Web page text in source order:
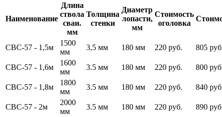
Наименование
Длина
ствола
сваи.
мм
Толщина
стенки
Диаметр
лопасти,
мм
Стоимость
оголовка
СВС-57 - 1,5м
1500
мм
3,5 мм 180 мм 220 руб. 805
СВС-57 - 1,6м
1600
мм
3.5 мм 180 мм 220 руб. 800
СВС-57 - 1,8м
1800
мм
3.5 мм 180 мм 220 руб. 840
СВС-57 - 2м
2000
мм
3.5 мм 180 мм 220 руб. 890